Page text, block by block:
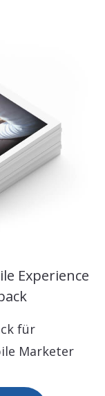
Experience
für
Marketer